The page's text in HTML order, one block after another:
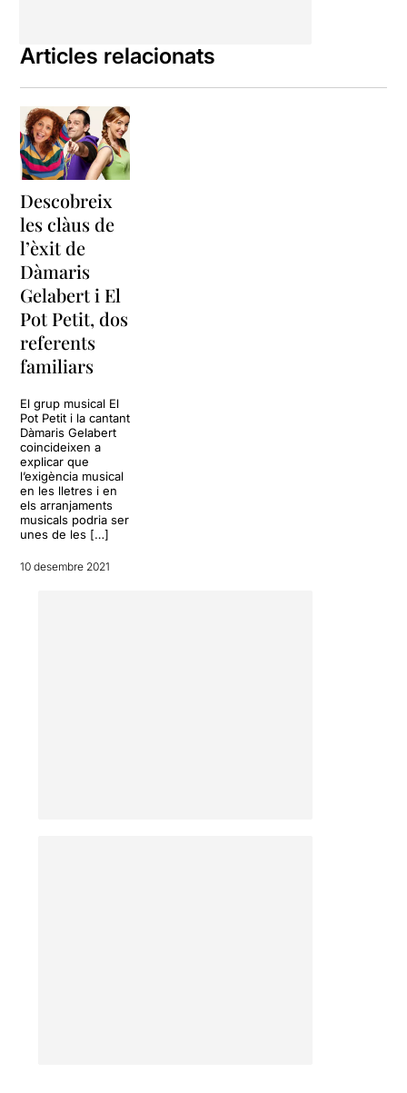
Articles relacionats
Descobreix
les clàus de
l’èxit de
Dàmaris
Gelabert i El
Pot Petit, dos
referents
familiars
El grup musical El
Pot Petit i la cantant
Dàmaris Gelabert
coincideixen a
explicar que
l’exigència musical
en les lletres i en
els arranjaments
musicals podria ser
unes de les […]
10 desembre 2021